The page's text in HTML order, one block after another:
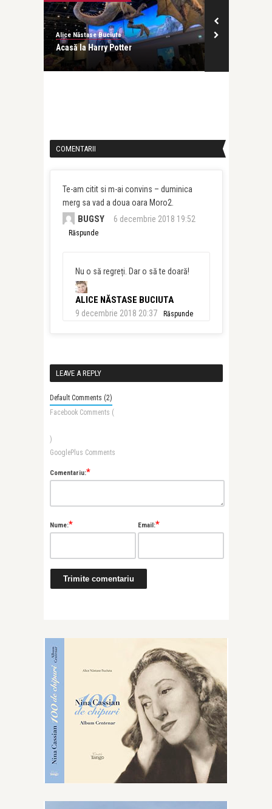
Alice Năstase Buciuta
Acasă la Harry Potter
COMENTARII
Te-am citit si m-ai convins – duminica
merg sa vad a doua oara Moro2.
BUGSY 6 decembrie 2018 19:52
Răspunde
Nu o să regreți. Dar o să te doară!
ALICE NĂSTASE BUCIUTA
9 decembrie 2018 20:37 Răspunde
LEAVE A REPLY
Default Comments (2)
Facebook Comments (
)
GooglePlus Comments
Comentariu:*
Nume:* Email:*